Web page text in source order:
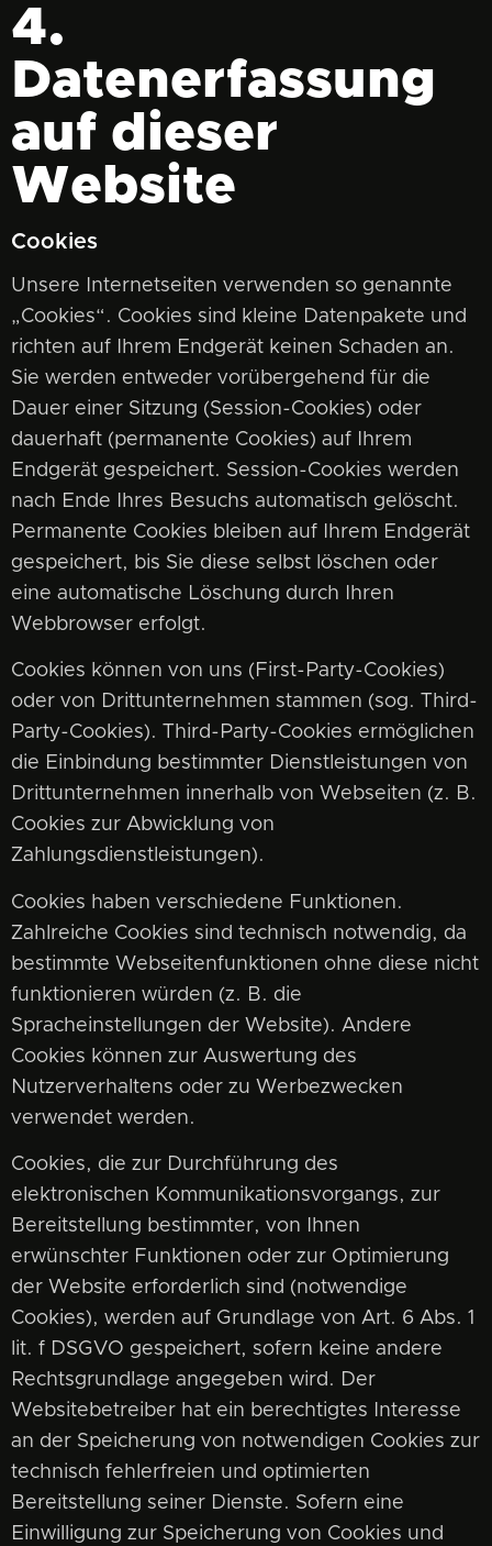
4.
Datenerfassung
auf dieser
Website
Cookies
Unsere Internetseiten verwenden so genannte
„Cookies“. Cookies sind kleine Datenpakete und
richten auf Ihrem Endgerät keinen Schaden an.
Sie werden entweder vorübergehend für die
Dauer einer Sitzung (Session-Cookies) oder
dauerhaft (permanente Cookies) auf Ihrem
Endgerät gespeichert. Session-Cookies werden
nach Ende Ihres Besuchs automatisch gelöscht.
Permanente Cookies bleiben auf Ihrem Endgerät
gespeichert, bis Sie diese selbst löschen oder
eine automatische Löschung durch Ihren
Webbrowser erfolgt.
Cookies können von uns (First-Party-Cookies)
oder von Drittunternehmen stammen (sog. Third-
Party-Cookies). Third-Party-Cookies ermöglichen
die Einbindung bestimmter Dienstleistungen von
Drittunternehmen innerhalb von Webseiten (z. B.
Cookies zur Abwicklung von
Zahlungsdienstleistungen).
Cookies haben verschiedene Funktionen.
Zahlreiche Cookies sind technisch notwendig, da
bestimmte Webseitenfunktionen ohne diese nicht
funktionieren würden (z. B. die
Spracheinstellungen der Website). Andere
Cookies können zur Auswertung des
Nutzerverhaltens oder zu Werbezwecken
verwendet werden.
Cookies, die zur Durchführung des
elektronischen Kommunikationsvorgangs, zur
Bereitstellung bestimmter, von Ihnen
erwünschter Funktionen oder zur Optimierung
der Website erforderlich sind (notwendige
Cookies), werden auf Grundlage von Art. 6 Abs. 1
lit. f DSGVO gespeichert, sofern keine andere
Rechtsgrundlage angegeben wird. Der
Websitebetreiber hat ein berechtigtes Interesse
an der Speicherung von notwendigen Cookies zur
technisch fehlerfreien und optimierten
Bereitstellung seiner Dienste. Sofern eine
Einwilligung zur Speicherung von Cookies und